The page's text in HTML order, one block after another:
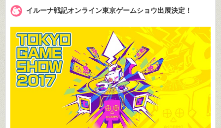
イルーナ戦記オンライン東京ゲームショウ出展決定！